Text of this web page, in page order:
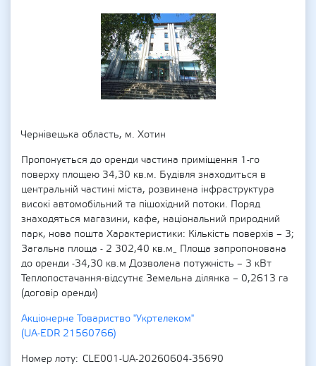
Чернівецька область, м. Хотин
Пропонується до оренди частина приміщення 1-го
поверху площею 34,30 кв.м. Будівля знаходиться в
центральній частині міста, розвинена інфраструктура
високі автомобільний та пішохідний потоки. Поряд
знаходяться магазини, кафе, національний природний
парк, нова пошта Характеристики: Кількість поверхів – 3;
Загальна площа - 2 302,40 кв.м_ Площа запропонована
до оренди -34,30 кв.м Дозволена потужність – 3 кВт
Теплопостачання-відсутнє Земельна ділянка – 0,2613 га
(договір оренди)
Акціонерне Товариство "Укртелеком"
(UA-EDR 21560766)
Номер лоту
CLE001-UA-20260604-35690